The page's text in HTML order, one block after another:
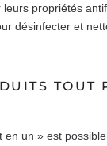
propriétés
désinfecter et
TOUT
un » est